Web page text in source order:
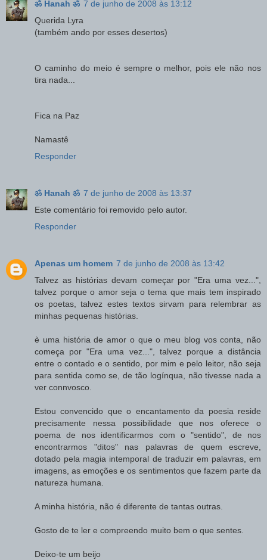
ॐ Hanah ॐ 7 de junho de 2008 às 13:12
Querida Lyra
(também ando por esses desertos)
O caminho do meio é sempre o melhor, pois ele não nos
tira nada...
Fica na Paz
Namastê
Responder
ॐ Hanah ॐ 7 de junho de 2008 às 13:37
Este comentário foi removido pelo autor.
Responder
Apenas um homem 7 de junho de 2008 às 13:42
Talvez as histórias devam começar por "Era uma vez...",
talvez porque o amor seja o tema que mais tem inspirado
os poetas, talvez estes textos sirvam para relembrar as
minhas pequenas histórias.
è uma história de amor o que o meu blog vos conta, não
começa por "Era uma vez...", talvez porque a distância
entre o contado e o sentido, por mim e pelo leitor, não seja
para sentida como se, de tão logínqua, não tivesse nada a
ver connvosco.
Estou convencido que o encantamento da poesia reside
precisamente nessa possibilidade que nos oferece o
poema de nos identificarmos com o "sentido", de nos
encontrarmos "ditos" nas palavras de quem escreve,
dotado pela magia intemporal de traduzir em palavras, em
imagens, as emoções e os sentimentos que fazem parte da
natureza humana.
A minha história, não é diferente de tantas outras.
Gosto de te ler e compreendo muito bem o que sentes.
Deixo-te um beijo